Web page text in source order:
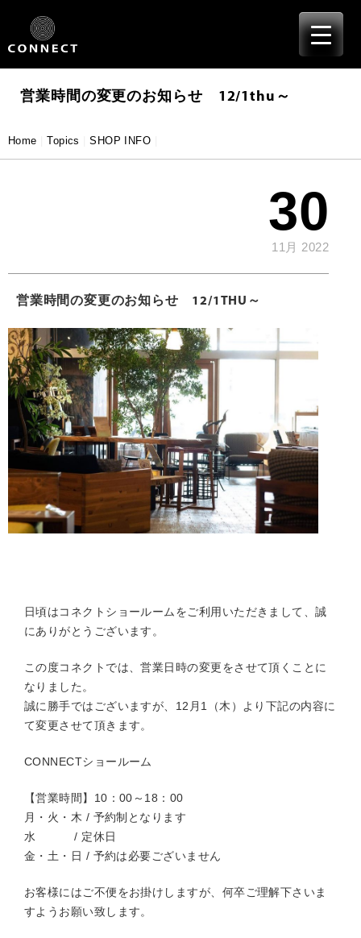
content
営業時間の変更のお知らせ 12/1thu～
Home |Topics |SHOP INFO
30
11月 2022
営業時間の変更のお知らせ 12/1THU～
日頃はコネクトショールームをご利用いただきまして、誠
にありがとうございます。
この度コネクトでは、営業日時の変更をさせて頂くことに
なりました。
誠に勝手ではございますが、12月1（木）より下記の内容に
て変更させて頂きます。
CONNECTショールーム
【営業時間】10：00～18：00
月・火・木 / 予約制となります
水 / 定休日
金・土・日 / 予約は必要ございません
お客様にはご不便をお掛けしますが、何卒ご理解下さいま
すようお願い致します。